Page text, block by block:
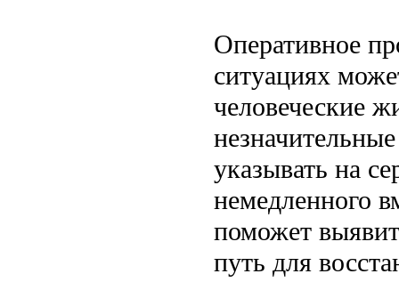
Оперативное
ситуациях
человеческие
указывать на
немедленного
поможет
путь для